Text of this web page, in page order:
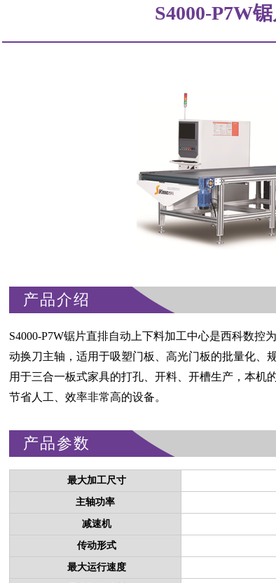
S4000-P7W
产品介绍
S4000-P7W锯片直排自动上下料加工中心是西科数控
动换刀主轴，适用于吸塑门板、高光门板的批量化、
用于三合一板式家具的打孔、开料、开槽生产，本机
节省人工、效率非常高的设备。
产品参数
最大加工尺寸
主轴功率
减速机
传动形式
最大运行速度